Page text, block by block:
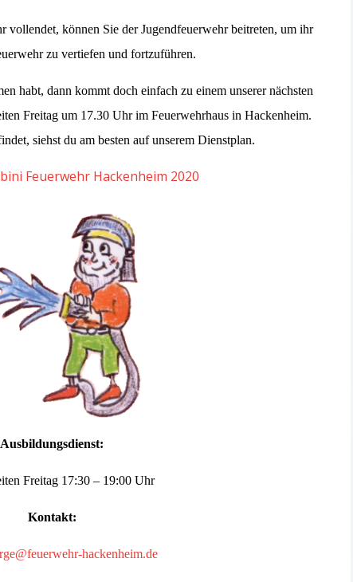
vollendet, können Sie der Jugendfeuerwehr beitreten, um ihr
zu vertiefen und fortzuführen.
habt, dann kommt doch einfach zu einem unserer nächsten
Freitag um 17.30 Uhr im Feuerwehrhaus in Hackenheim.
siehst du am besten auf unserem Dienstplan.
Feuerwehr Hackenheim 2020
Ausbildungsdienst:
Freitag 17:30 – 19:00 Uhr
Kontakt:
hackenheim.de